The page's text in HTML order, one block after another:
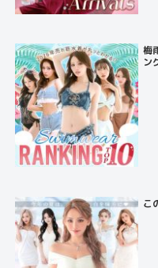
梅
ン
こ